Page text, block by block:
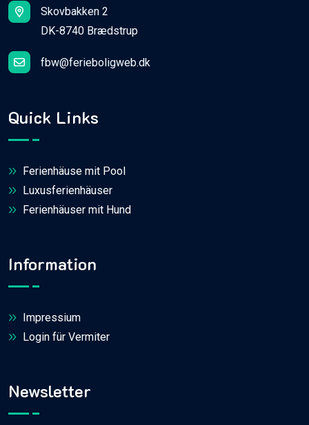
Skovbakken 2
DK-8740 Brædstrup
fbw@ferieboligweb.dk
Quick Links
Ferienhäuse mit Pool
Luxusferienhäuser
Ferienhäuser mit Hund
Information
Impressium
Login für Vermiter
Newsletter